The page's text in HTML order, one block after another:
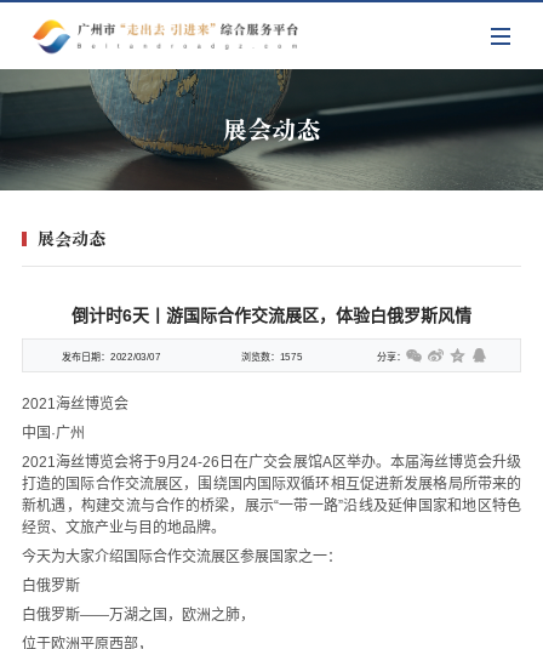
展会动态
展会动态
倒计时6天丨游国际合作交流展区，体验白俄罗斯风情
发布日期： 2022/03/07 浏览数： 1575 分享：
2021海丝博览会
中国·广州
2021海丝博览会将于9月24-26日在广交会展馆A区举办。本届海丝博览会升级
打造的国际合作交流展区，围绕国内国际双循环相互促进新发展格局所带来的
新机遇，构建交流与合作的桥梁，展示“一带一路”沿线及延伸国家和地区特色
经贸、文旅产业与目的地品牌。
今天为大家介绍国际合作交流展区参展国家之一：
白俄罗斯
白俄罗斯——万湖之国，欧洲之肺，
位于欧洲平原西部，